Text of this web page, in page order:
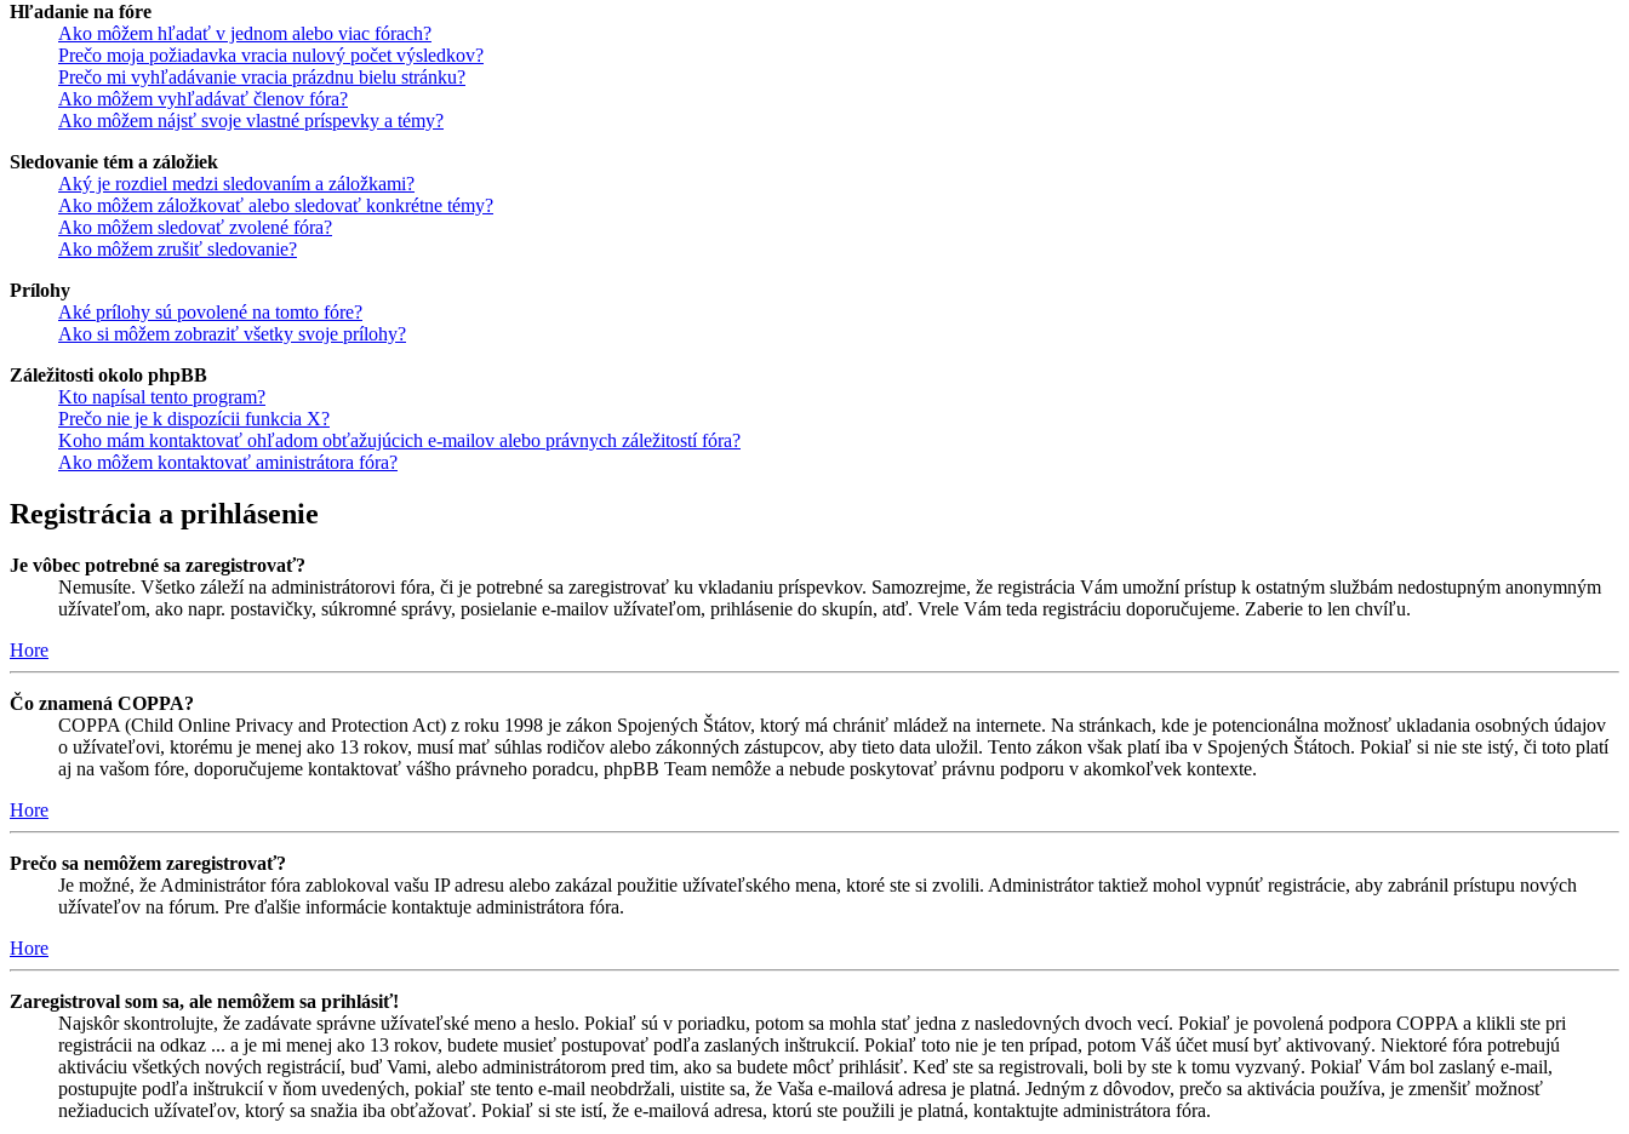
Hľadanie na fóre
Ako môžem hľadať v jednom alebo viac fórach?
Prečo moja požiadavka vracia nulový počet výsledkov?
Prečo mi vyhľadávanie vracia prázdnu bielu stránku?
Ako môžem vyhľadávať členov fóra?
Ako môžem nájsť svoje vlastné príspevky a témy?
Sledovanie tém a záložiek
Aký je rozdiel medzi sledovaním a záložkami?
Ako môžem záložkovať alebo sledovať konkrétne témy?
Ako môžem sledovať zvolené fóra?
Ako môžem zrušiť sledovanie?
Prílohy
Aké prílohy sú povolené na tomto fóre?
Ako si môžem zobraziť všetky svoje prílohy?
Záležitosti okolo phpBB
Kto napísal tento program?
Prečo nie je k dispozícii funkcia X?
Koho mám kontaktovať ohľadom obťažujúcich e-mailov alebo právnych záležitostí fóra?
Ako môžem kontaktovať aministrátora fóra?
Registrácia a prihlásenie
Je vôbec potrebné sa zaregistrovať?
Nemusíte. Všetko záleží na administrátorovi fóra, či je potrebné sa zaregistrovať ku vkladaniu príspevkov. Samozrejme, že registrácia Vám umožní prístup k ostatným službám nedostupným anonymným
užívateľom, ako napr. postavičky, súkromné správy, posielanie e-mailov užívateľom, prihlásenie do skupín, atď. Vrele Vám teda registráciu doporučujeme. Zaberie to len chvíľu.
Hore
Čo znamená COPPA?
COPPA (Child Online Privacy and Protection Act) z roku 1998 je zákon Spojených Štátov, ktorý má chrániť mládež na internete. Na stránkach, kde je potencionálna možnosť ukladania osobných údajov
o užívateľovi, ktorému je menej ako 13 rokov, musí mať súhlas rodičov alebo zákonných zástupcov, aby tieto data uložil. Tento zákon však platí iba v Spojených Štátoch. Pokiaľ si nie ste istý, či toto platí
aj na vašom fóre, doporučujeme kontaktovať vášho právneho poradcu, phpBB Team nemôže a nebude poskytovať právnu podporu v akomkoľvek kontexte.
Hore
Prečo sa nemôžem zaregistrovať?
Je možné, že Administrátor fóra zablokoval vašu IP adresu alebo zakázal použitie užívateľského mena, ktoré ste si zvolili. Administrátor taktiež mohol vypnúť registrácie, aby zabránil prístupu nových
užívateľov na fórum. Pre ďalšie informácie kontaktuje administrátora fóra.
Hore
Zaregistroval som sa, ale nemôžem sa prihlásiť!
Najskôr skontrolujte, že zadávate správne užívateľské meno a heslo. Pokiaľ sú v poriadku, potom sa mohla stať jedna z nasledovných dvoch vecí. Pokiaľ je povolená podpora COPPA a klikli ste pri
registrácii na odkaz ... a je mi menej ako 13 rokov, budete musieť postupovať podľa zaslaných inštrukcií. Pokiaľ toto nie je ten prípad, potom Váš účet musí byť aktivovaný. Niektoré fóra potrebujú
aktiváciu všetkých nových registrácií, buď Vami, alebo administrátorom pred tim, ako sa budete môcť prihlásiť. Keď ste sa registrovali, boli by ste k tomu vyzvaný. Pokiaľ Vám bol zaslaný e-mail,
postupujte podľa inštrukcií v ňom uvedených, pokiaľ ste tento e-mail neobdržali, uistite sa, že Vaša e-mailová adresa je platná. Jedným z dôvodov, prečo sa aktivácia používa, je zmenšiť možnosť
nežiaducich užívateľov, ktorý sa snažia iba obťažovať. Pokiaľ si ste istí, že e-mailová adresa, ktorú ste použili je platná, kontaktujte administrátora fóra.